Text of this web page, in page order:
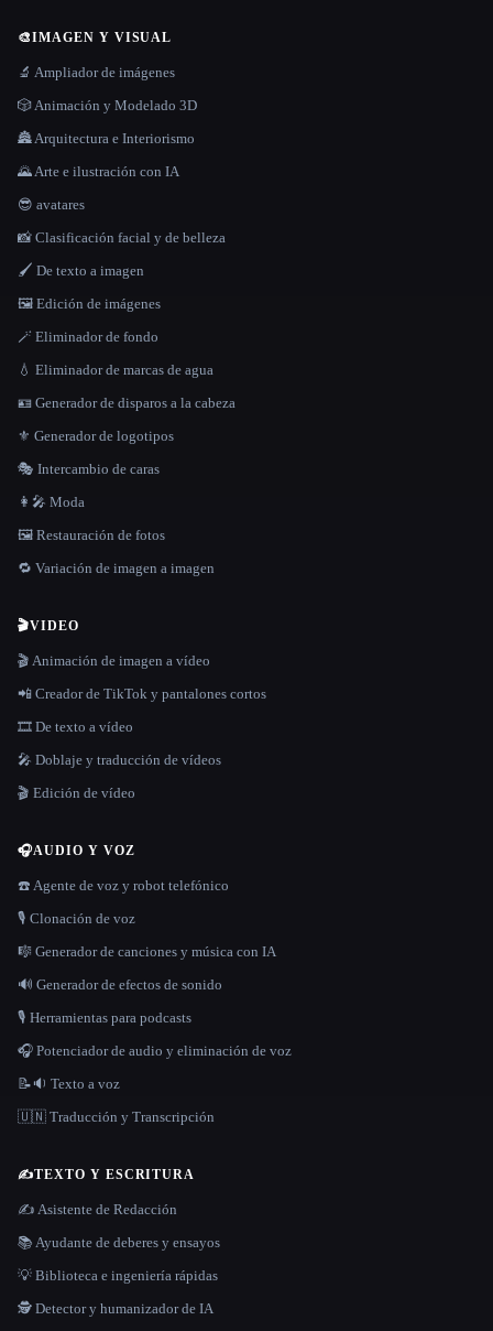
🎨IMAGEN Y VISUAL
🔬 Ampliador de imágenes
🎲 Animación y Modelado 3D
🏯 Arquitectura e Interiorismo
🌄 Arte e ilustración con IA
😎 avatares
📸 Clasificación facial y de belleza
🖌️ De texto a imagen
🖼️ Edición de imágenes
🪄 Eliminador de fondo
💧 Eliminador de marcas de agua
🪪 Generador de disparos a la cabeza
⚜️ Generador de logotipos
🎭 Intercambio de caras
👩‍🎤 Moda
🖼️ Restauración de fotos
🔁 Variación de imagen a imagen
🎬VIDEO
🎬 Animación de imagen a vídeo
📲 Creador de TikTok y pantalones cortos
🎞️ De texto a vídeo
🎤 Doblaje y traducción de vídeos
🎬 Edición de vídeo
🎧AUDIO Y VOZ
☎️ Agente de voz y robot telefónico
🎙️ Clonación de voz
🎼 Generador de canciones y música con IA
🔊 Generador de efectos de sonido
🎙️ Herramientas para podcasts
🎧 Potenciador de audio y eliminación de voz
📝🔉 Texto a voz
🇺🇳 Traducción y Transcripción
✍️TEXTO Y ESCRITURA
✍️ Asistente de Redacción
📚 Ayudante de deberes y ensayos
💡 Biblioteca e ingeniería rápidas
🕵️ Detector y humanizador de IA